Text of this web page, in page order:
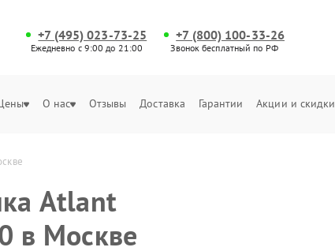
+7 (495) 023-73-25
Ежедневно с 9:00 до 21:00
+7 (800) 100-33-26
Звонок бесплатный по РФ
О нас Отзывы Доставка Гарантии Акции и скидки
Atlant
в Москве